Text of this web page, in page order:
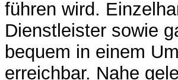
führen wird.
Dienstleister sowie
bequem in einem
erreichbar. Nahe